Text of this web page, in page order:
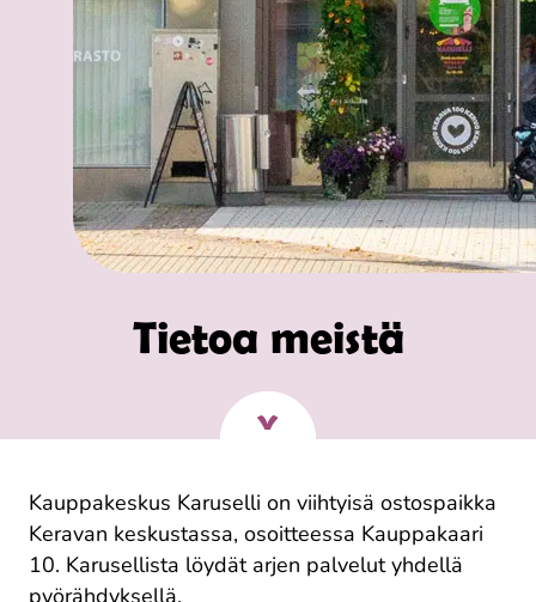
Tietoa meistä
Kauppakeskus Karuselli on viihtyisä ostospaikka
Keravan keskustassa, osoitteessa Kauppakaari
10. Karusellista löydät arjen palvelut yhdellä
pyörähdyksellä.